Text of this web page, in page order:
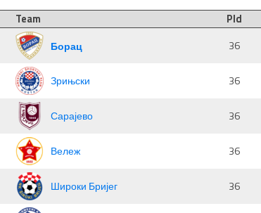
Team Pld
Борац 36
Зрињски 36
Сарајево 36
Вележ 36
Широки Бријег 36